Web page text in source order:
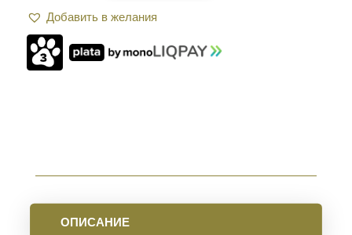
DEFENSE
GLR-
16
CP
Добавить в желания
ОПИСАНИЕ